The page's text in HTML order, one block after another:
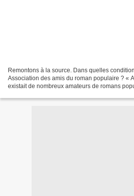
Remontons à la source. Dans quelles
Association des amis du roman populaire ? «
existait de nombreux amateurs de romans